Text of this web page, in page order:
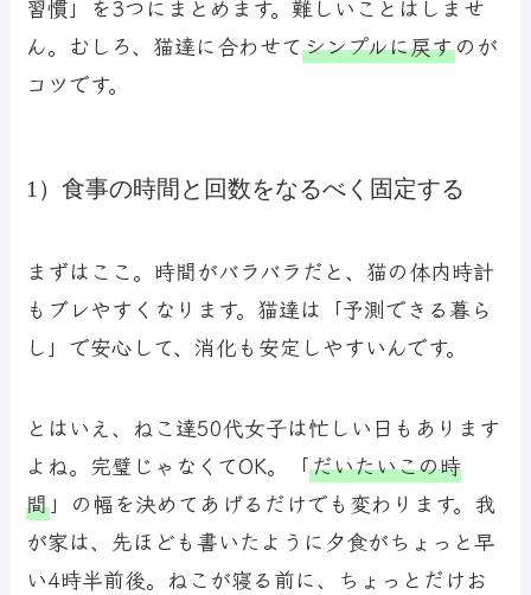
習慣」を3つにまとめます。難しいことはしませ
ん。むしろ、猫達に合わせてシンプルに戻すのが
コツです。
1）食事の時間と回数をなるべく固定する
まずはここ。時間がバラバラだと、猫の体内時計
もブレやすくなります。猫達は「予測できる暮ら
し」で安心して、消化も安定しやすいんです。
とはいえ、ねこ達50代女子は忙しい日もあります
よね。完璧じゃなくてOK。
「だいたいこの時
間」 の幅を決めてあげるだけでも変わります。我
が家は、先ほども書いたように夕食がちょっと早
い4時半前後。ねこが寝る前に、ちょっとだけお